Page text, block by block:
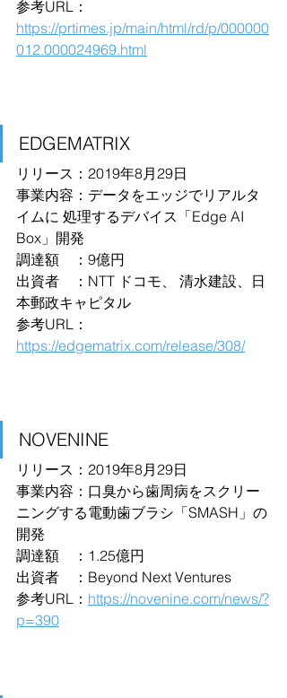
参考URL：
https://prtimes.jp/main/html/rd/p/000000
012.000024969.html
EDGEMATRIX
リリース：2019年8月29日
事業内容：データをエッジでリアルタ
イムに 処理するデバイス「Edge AI
Box」開発
調達額　：9億円
出資者　：NTT ドコモ、 清水建設、日
本郵政キャピタル
参考URL：
https://edgematrix.com/release/308/
NOVENINE
リリース：2019年8月29日
事業内容：口臭から歯周病をスクリー
ニングする電動歯ブラシ「SMASH」の
開発
調達額　：1.25億円
出資者　：Beyond Next Ventures
参考URL： https://novenine.com/news/?
p=390